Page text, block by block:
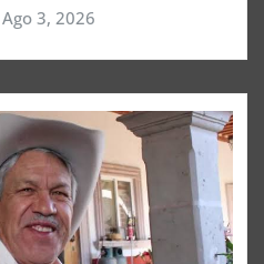
Ago 3, 2026